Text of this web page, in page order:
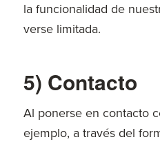
la funcionalidad de
verse limitada.
5) Contacto
Al ponerse en contacto
ejemplo, a través del